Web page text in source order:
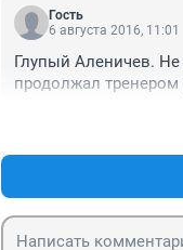
Гость
6 августа 2016, 11:01
Глупый Аленичев.
продолжал тренером